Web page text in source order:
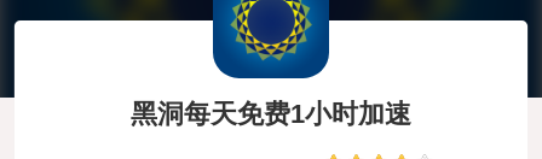
黑洞每天免费1小时加速